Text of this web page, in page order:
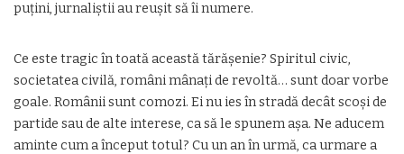
puţini, jurnaliştii au reuşit să îi numere.
Ce este tragic în toată această tărășenie? Spiritul civic,
societatea civilă, români mânați de revoltă… sunt doar vorbe
goale. Românii sunt comozi. Ei nu ies în stradă decât scoși de
partide sau de alte interese, ca să le spunem așa. Ne aducem
aminte cum a început totul? Cu un an în urmă, ca urmare a